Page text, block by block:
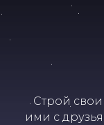
Строй
ими с